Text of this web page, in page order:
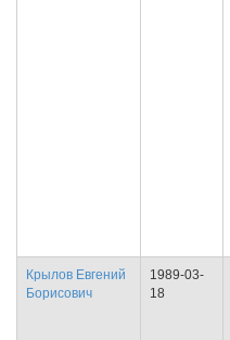
Крылов Евгений
Борисович
1989-03-
18